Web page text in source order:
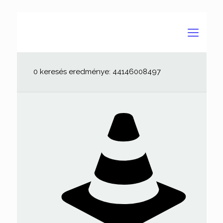
0 keresés eredménye: 44146008497